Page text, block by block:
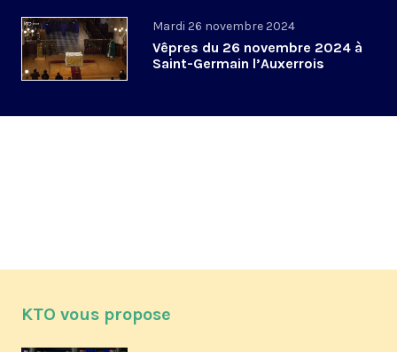
Mardi 26 novembre 2024
Vêpres du 26 novembre 2024 à
Saint-Germain l’Auxerrois
KTO vous propose